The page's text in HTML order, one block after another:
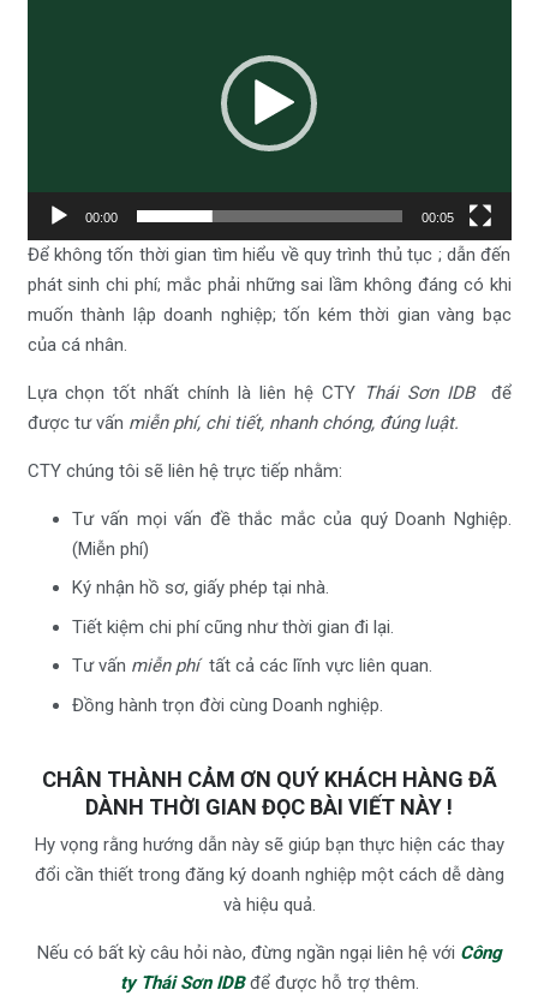
00:00 00:05
Để không tốn thời gian tìm hiểu về quy trình thủ tục ; dẫn đến
phát sinh chi phí; mắc phải những sai lầm không đáng có khi
muốn thành lập doanh nghiệp; tốn kém thời gian vàng bạc
của cá nhân.
Lựa chọn tốt nhất chính là liên hệ CTY Thái Sơn IDBđể
được tư vấn miễn phí, chi tiết, nhanh chóng, đúng luật.
CTY chúng tôi sẽ liên hệ trực tiếp nhằm:
Tư vấn mọi vấn đề thắc mắc của quý Doanh Nghiệp.
(Miễn phí)
Ký nhận hồ sơ, giấy phép tại nhà.
Tiết kiệm chi phí cũng như thời gian đi lại.
Tư vấn miễn phítất cả các lĩnh vực liên quan.
Đồng hành trọn đời cùng Doanh nghiệp.
CHÂN THÀNH CẢM ƠN QUÝ KHÁCH HÀNG ĐÃ
DÀNH THỜI GIAN ĐỌC BÀI VIẾT NÀY !
Hy vọng rằng hướng dẫn này sẽ giúp bạn thực hiện các thay
đổi cần thiết trong đăng ký doanh nghiệp một cách dễ dàng
và hiệu quả.
Nếu có bất kỳ câu hỏi nào, đừng ngần ngại liên hệ với Công
ty Thái Sơn IDBđể được hỗ trợ thêm.